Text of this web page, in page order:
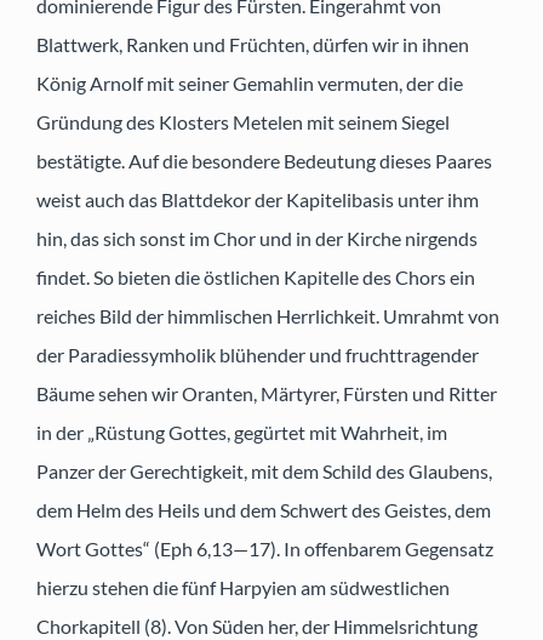
dominierende Figur des Fürsten. Eingerahmt von
Blattwerk, Ranken und Früchten, dürfen wir in ihnen
König Arnolf mit seiner Gemahlin vermuten, der die
Gründung des Klosters Metelen mit seinem Siegel
bestätigte. Auf die besondere Bedeutung dieses Paares
weist auch das Blattdekor der Kapitelibasis unter ihm
hin, das sich sonst im Chor und in der Kirche nirgends
findet. So bieten die östlichen Kapitelle des Chors ein
reiches Bild der himmlischen Herrlichkeit. Umrahmt von
der Paradiessymholik blühender und fruchttragender
Bäume sehen wir Oranten, Märtyrer, Fürsten und Ritter
in der „Rüstung Gottes, gegürtet mit Wahrheit, im
Panzer der Gerechtigkeit, mit dem Schild des Glaubens,
dem Helm des Heils und dem Schwert des Geistes, dem
Wort Gottes“ (Eph 6,13—17). In offenbarem Gegensatz
hierzu stehen die fünf Harpyien am südwestlichen
Chorkapitell (8). Von Süden her, der Himmelsrichtung